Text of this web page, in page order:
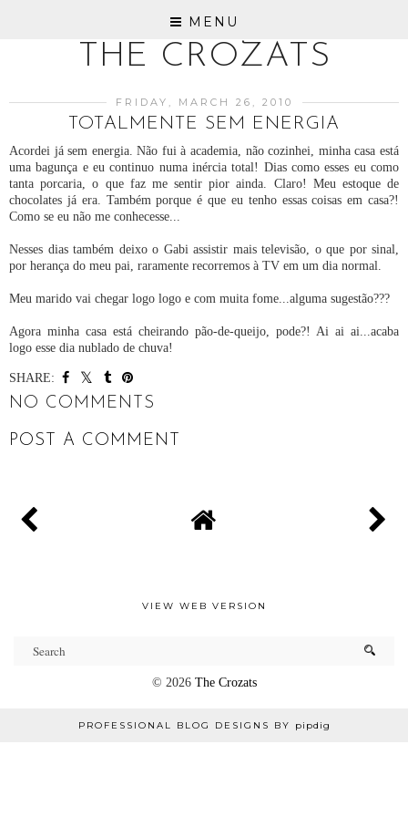
MENU
THE CROZATS
FRIDAY, MARCH 26, 2010
TOTALMENTE SEM ENERGIA
Acordei já sem energia. Não fui à academia, não cozinhei, minha casa está
uma bagunça e eu continuo numa inércia total! Dias como esses eu como
tanta porcaria, o que faz me sentir pior ainda. Claro! Meu estoque de
chocolates já era. Também porque é que eu tenho essas coisas em casa?!
Como se eu não me conhecesse...
Nesses dias também deixo o Gabi assistir mais televisão, o que por sinal,
por herança do meu pai, raramente recorremos à TV em um dia normal.
Meu marido vai chegar logo logo e com muita fome...alguma sugestão???
Agora minha casa está cheirando pão-de-queijo, pode?! Ai ai ai...acaba
logo esse dia nublado de chuva!
SHARE:
NO COMMENTS
POST A COMMENT
VIEW WEB VERSION
© 2026 The Crozats
PROFESSIONAL BLOG DESIGNS BY pipdig